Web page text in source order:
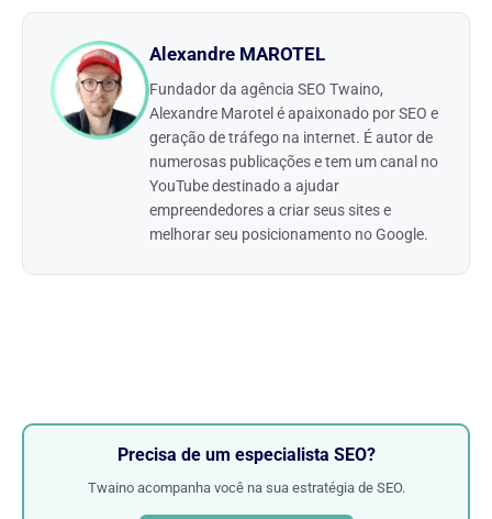
Alexandre MAROTEL
Fundador da agência SEO Twaino,
Alexandre Marotel é apaixonado por SEO e
geração de tráfego na internet. É autor de
numerosas publicações e tem um canal no
YouTube destinado a ajudar
empreendedores a criar seus sites e
melhorar seu posicionamento no Google.
Precisa de um especialista SEO?
Twaino acompanha você na sua estratégia de SEO.